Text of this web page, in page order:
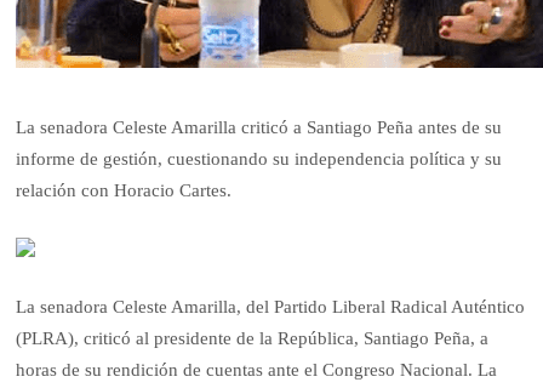
La senadora Celeste Amarilla criticó a Santiago Peña antes de su
informe de gestión, cuestionando su independencia política y su
relación con Horacio Cartes.
La senadora Celeste Amarilla, del Partido Liberal Radical Auténtico
(PLRA), criticó al presidente de la República, Santiago Peña, a
horas de su rendición de cuentas ante el Congreso Nacional. La